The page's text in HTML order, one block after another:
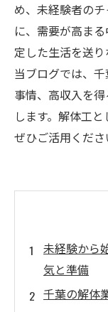
め、未経験者の
に、需要が高ま
定した生活を送り
当ブログでは、
事情、高収入を
します。解体工
ぜひご活用くださ
未経験から
気と準備
千葉の解体